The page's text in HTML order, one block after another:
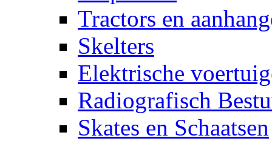
Tractors en
Skelters
Elektrische
Radiografisch
Skates en Schaatsen